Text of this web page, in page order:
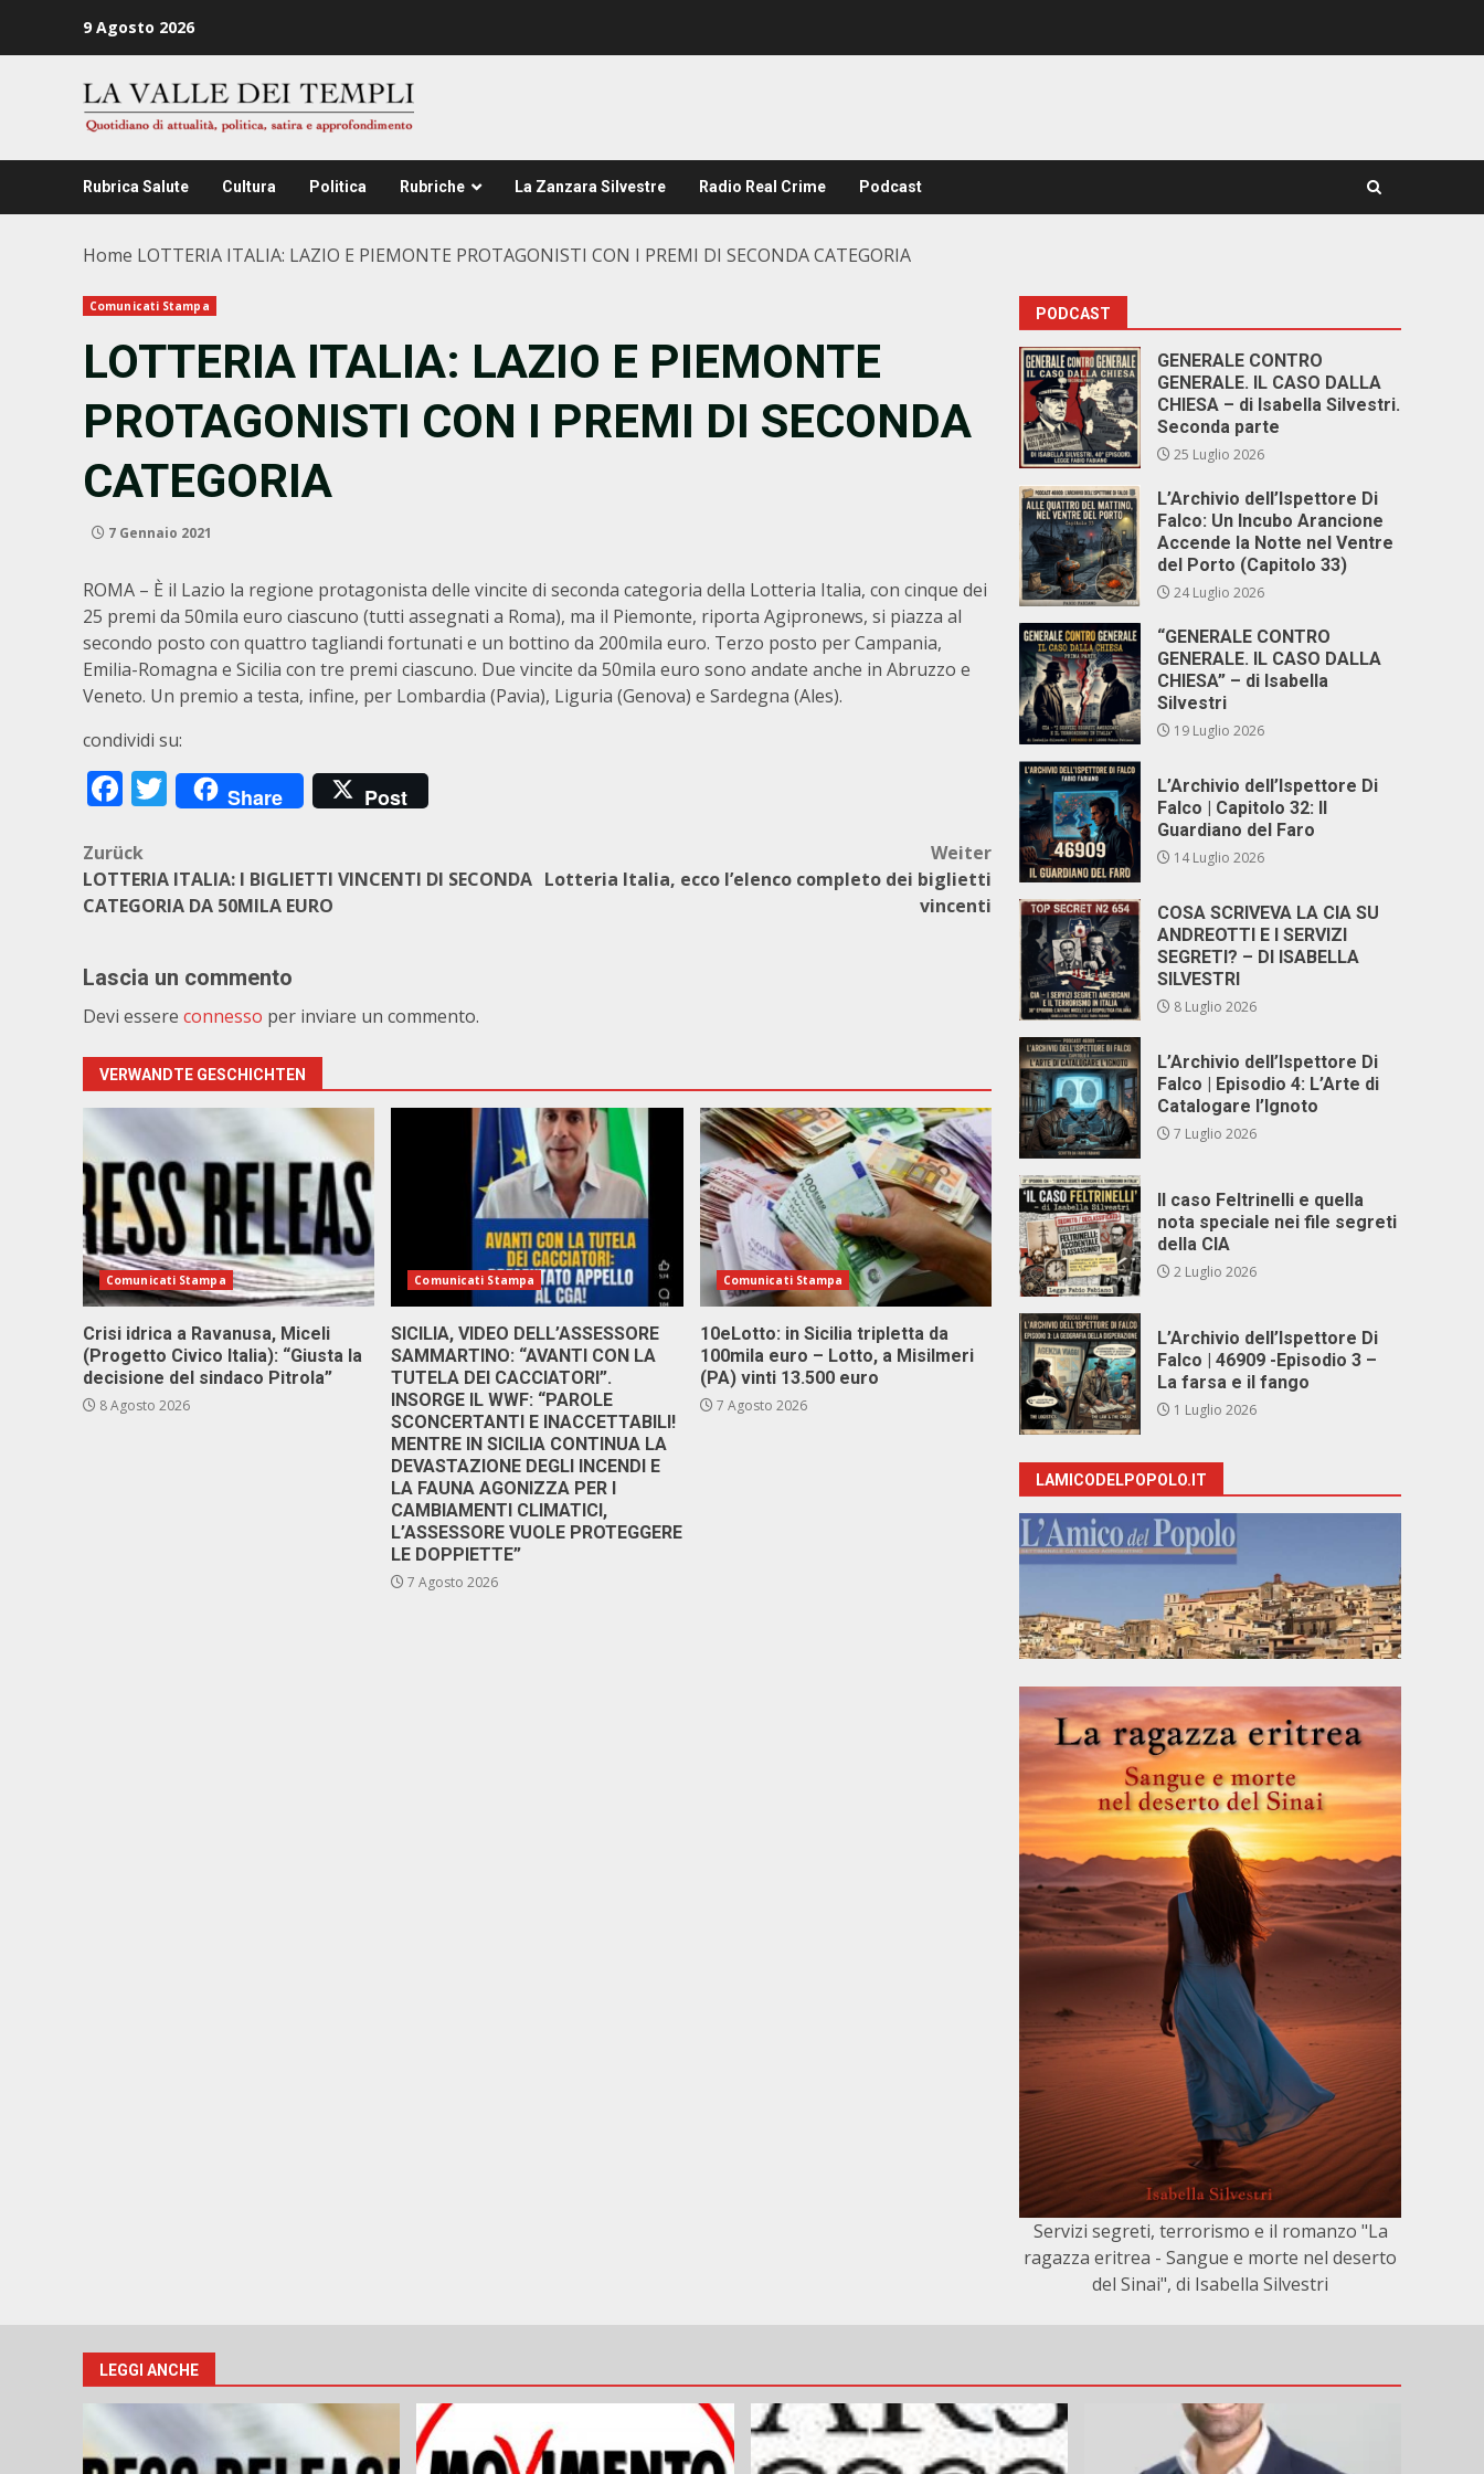
9 Agosto 2026
Rubrica Salute Cultura Politica Rubriche La Zanzara Silvestre Radio Real Crime Podcast
Home LOTTERIA ITALIA: LAZIO E PIEMONTE PROTAGONISTI CON I PREMI DI SECONDA CATEGORIA
Comunicati Stampa
LOTTERIA ITALIA: LAZIO E PIEMONTE
PROTAGONISTI CON I PREMI DI SECONDA
CATEGORIA
7 Gennaio 2021
ROMA – È il Lazio la regione protagonista delle vincite di seconda categoria della Lotteria Italia, con cinque dei
25 premi da 50mila euro ciascuno (tutti assegnati a Roma), ma il Piemonte, riporta Agipronews, si piazza al
secondo posto con quattro tagliandi fortunati e un bottino da 200mila euro. Terzo posto per Campania,
Emilia-Romagna e Sicilia con tre premi ciascuno. Due vincite da 50mila euro sono andate anche in Abruzzo e
Veneto. Un premio a testa, infine, per Lombardia (Pavia), Liguria (Genova) e Sardegna (Ales).
condividi su:
Facebook
Twitter
Share Post
Beitragsnavigation
Zurück
LOTTERIA ITALIA: I BIGLIETTI VINCENTI DI SECONDA
CATEGORIA DA 50MILA EURO
Weiter
Lotteria Italia, ecco l’elenco completo dei biglietti
vincenti
Lascia un commento
Devi essere connesso per inviare un commento.
VERWANDTE GESCHICHTEN
Comunicati Stampa
Crisi idrica a Ravanusa, Miceli
(Progetto Civico Italia): “Giusta la
decisione del sindaco Pitrola”
8 Agosto 2026
Comunicati Stampa
SICILIA, VIDEO DELL’ASSESSORE
SAMMARTINO: “AVANTI CON LA
TUTELA DEI CACCIATORI”.
INSORGE IL WWF: “PAROLE
SCONCERTANTI E INACCETTABILI!
MENTRE IN SICILIA CONTINUA LA
DEVASTAZIONE DEGLI INCENDI E
LA FAUNA AGONIZZA PER I
CAMBIAMENTI CLIMATICI,
L’ASSESSORE VUOLE PROTEGGERE
LE DOPPIETTE”
7 Agosto 2026
Comunicati Stampa
10eLotto: in Sicilia tripletta da
100mila euro – Lotto, a Misilmeri
(PA) vinti 13.500 euro
7 Agosto 2026
PODCAST
GENERALE CONTRO
GENERALE. IL CASO DALLA
CHIESA – di Isabella Silvestri.
Seconda parte
25 Luglio 2026
L’Archivio dell’Ispettore Di
Falco: Un Incubo Arancione
Accende la Notte nel Ventre
del Porto (Capitolo 33)
24 Luglio 2026
“GENERALE CONTRO
GENERALE. IL CASO DALLA
CHIESA” – di Isabella
Silvestri
19 Luglio 2026
L’Archivio dell’Ispettore Di
Falco | Capitolo 32: Il
Guardiano del Faro
14 Luglio 2026
COSA SCRIVEVA LA CIA SU
ANDREOTTI E I SERVIZI
SEGRETI? – DI ISABELLA
SILVESTRI
8 Luglio 2026
L’Archivio dell’Ispettore Di
Falco | Episodio 4: L’Arte di
Catalogare l’Ignoto
7 Luglio 2026
Il caso Feltrinelli e quella
nota speciale nei file segreti
della CIA
2 Luglio 2026
L’Archivio dell’Ispettore Di
Falco | 46909 -Episodio 3 –
La farsa e il fango
1 Luglio 2026
LAMICODELPOPOLO.IT
Servizi segreti, terrorismo e il romanzo "La
ragazza eritrea - Sangue e morte nel deserto
del Sinai", di Isabella Silvestri
LEGGI ANCHE